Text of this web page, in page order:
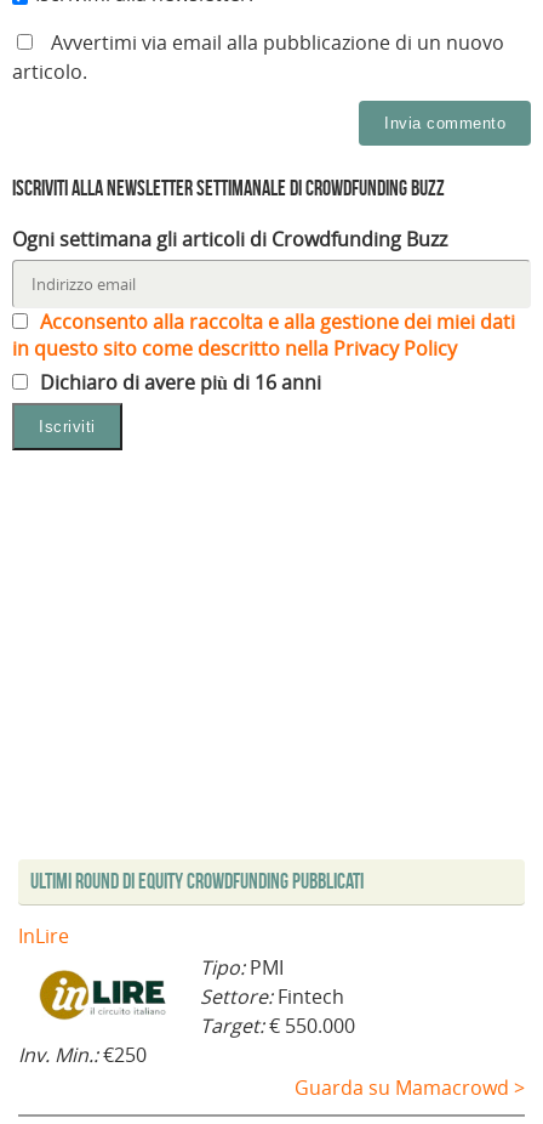
Avvertimi via email alla pubblicazione di un nuovo
articolo.
Iscriviti alla Newsletter settimanale di Crowdfunding Buzz
Ogni settimana gli articoli di Crowdfunding Buzz
Acconsento alla raccolta e alla gestione dei miei dati
in questo sito come descritto nella Privacy Policy
Dichiaro di avere più di 16 anni
Ultimi Round di Equity Crowdfunding Pubblicati
InLire
Tipo:PMI
Settore:Fintech
Target:€ 550.000
Inv. Min.:€250
Guarda su Mamacrowd >